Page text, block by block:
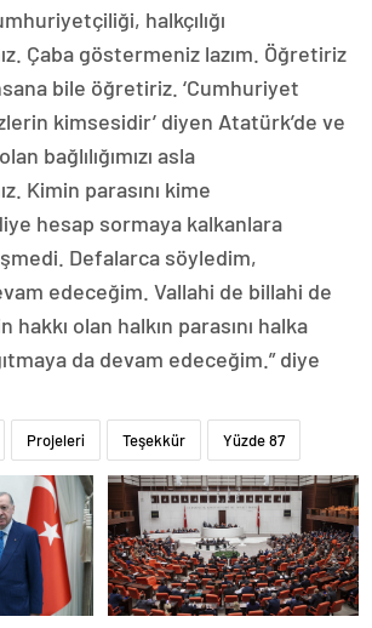
halkçılığı
Çaba göstermeniz lazım. Öğretiriz
bile öğretiriz. ‘Cumhuriyet
kimsesidir’ diyen Atatürk’de ve
bağlılığımızı asla
Kimin parasını kime
hesap sormaya kalkanlara
Defalarca söyledim,
edeceğim. Vallahi de billahi de
olan halkın parasını halka
da devam edeceğim.” diye
Projeleri Teşekkür Yüzde 87